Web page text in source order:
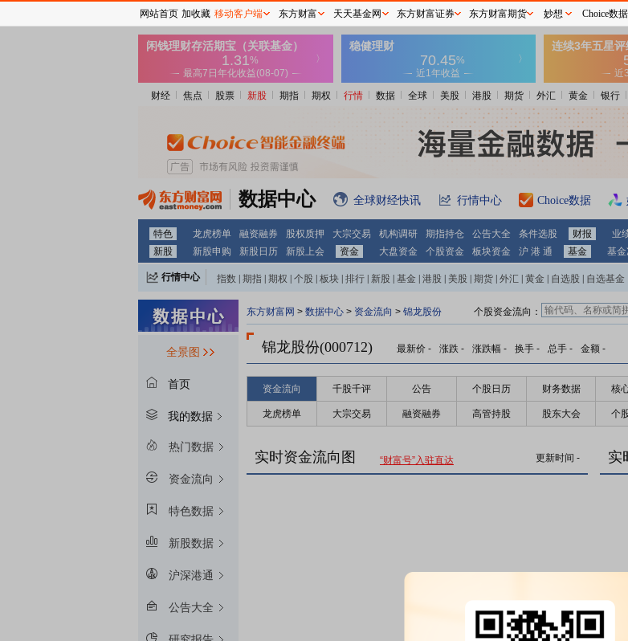
财经 焦点 股票 新股 期指 期权 行情 数据 全球 美股 港股 期货 外汇 黄金 银行
数据中心 全球财经快讯 行情中心 Choice数据
特色 龙虎榜单 融资融券 股权质押 大宗交易 机构调研 期指持仓 公告大全 条件选股 财报 业
新股
新股申购 新股日历 新股上会 资金 大盘资金 个股资金 板块资金 沪 港 通 基金 基金
行情中心 指数 期指 期权 个股 板块 排行 新股 基金 港股 美股 期货 外汇 黄金 自选股 自选基金
全景图
首页
我的数据
热门数据
资金流向
特色数据
新股数据
沪深港通
公告大全
东方财富网 > 数据中心 > 资金流向 > 锦龙股份 个股资金流向：
锦龙股份(000712) 最新价 - 涨跌 - 涨跌幅 - 换手 - 总手 - 金额 -
资金流向 千股千评 公告 个股日历 财务数据 核
龙虎榜单 大宗交易 融资融券 高管持股 股东大会 个
实时资金流向图 “财富号”入驻直达 更新时间 - 实
网站首页 加收藏 移动客户端 东方财富 天天基金网 东方财富证券 东方财富期货 妙想 Choice数据